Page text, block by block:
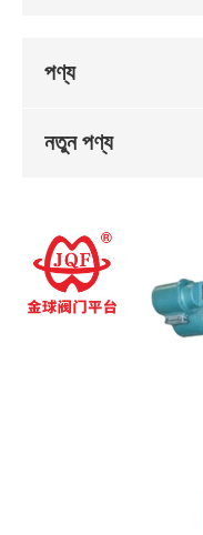
পণ্য
নতুন পণ্য